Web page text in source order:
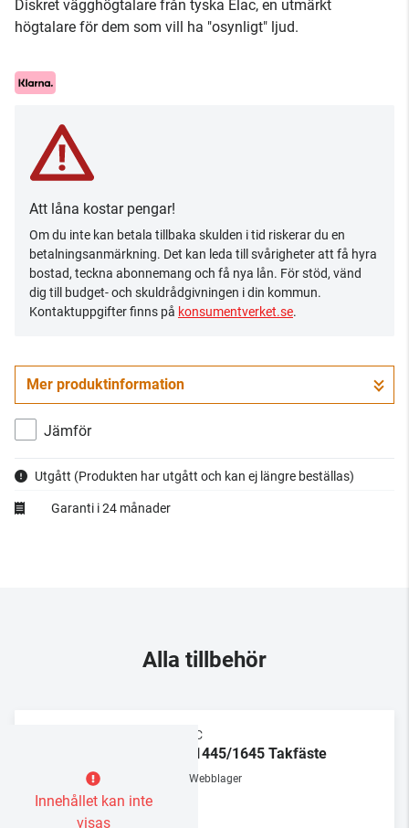
Diskret vägghögtalare från tyska Elac, en utmärkt
högtalare för dem som vill ha "osynligt" ljud.
Att låna kostar pengar!
Om du inte kan betala tillbaka skulden i tid riskerar du en
betalningsanmärkning. Det kan leda till svårigheter att få hyra
bostad, teckna abonnemang och få nya lån. För stöd, vänd
dig till budget- och skuldrådgivningen i din kommun.
Kontaktuppgifter finns på konsumentverket.se.
Mer produktinformation
Jämför
Utgått (Produkten har utgått och kan ej längre beställas)
Garanti i 24 månader
Alla tillbehör
Innehållet kan inte
visas
ELAC
WS1445/1645 Takfäste
Webblager